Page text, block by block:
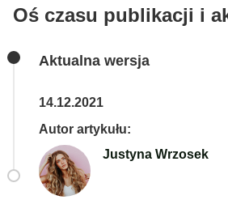
Oś czasu publikacji i
Aktualna wersja
14.12.2021
Autor artykułu:
Justyna Wrzosek